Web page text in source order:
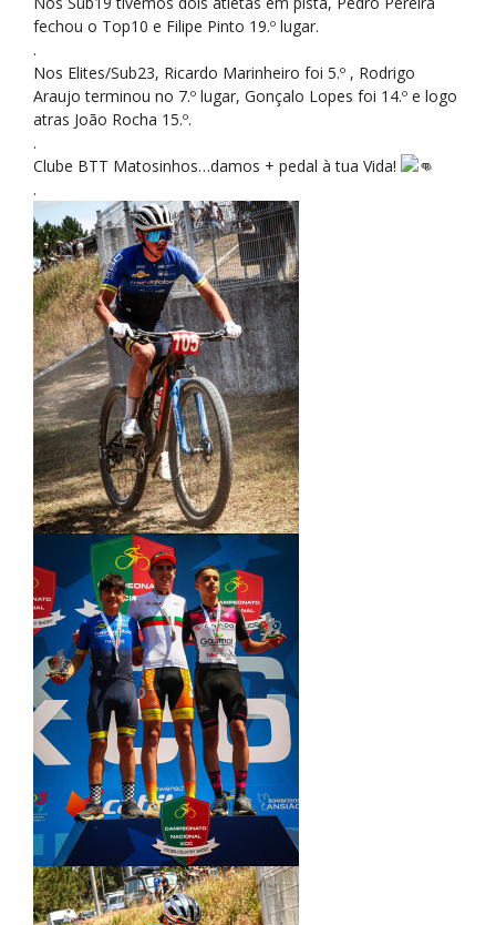
fechou o Top10 e Filipe Pinto 19.º lugar.
.
Nos Elites/Sub23, Ricardo Marinheiro foi 5.º , Rodrigo
Araujo terminou no 7.º lugar, Gonçalo Lopes foi 14.º e logo
atras João Rocha 15.º.
.
Clube BTT Matosinhos…damos + pedal à tua Vida!
.